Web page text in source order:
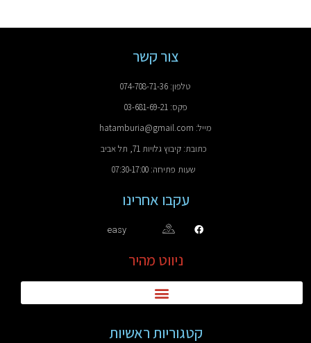
צור קשר
טלפון: 074-708-71-36
פקס: 03-681-69-21
מייל: hatamburia@gmail.com
כתובת: קיבוץ גלויות 71, תל אביב
שעות פתיחה: 07:30-17:00
עקבו אחרינו
easy
ניווט מהיר
קטגוריות ראשיות